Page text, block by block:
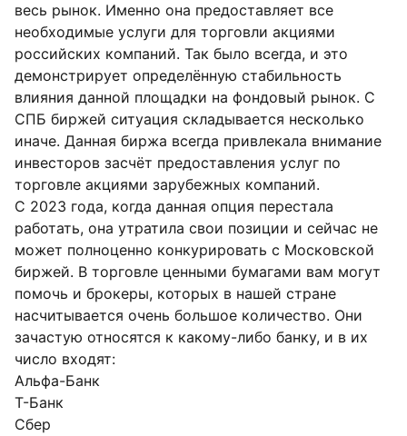
весь рынок. Именно она предоставляет все
необходимые услуги для торговли акциями
российских компаний. Так было всегда, и это
демонстрирует определённую стабильность
влияния данной площадки на фондовый рынок. С
СПБ биржей ситуация складывается несколько
иначе. Данная биржа всегда привлекала внимание
инвесторов засчёт предоставления услуг по
торговле акциями зарубежных компаний.
С 2023 года, когда данная опция перестала
работать, она утратила свои позиции и сейчас не
может полноценно конкурировать с Московской
биржей. В торговле ценными бумагами вам могут
помочь и брокеры, которых в нашей стране
насчитывается очень большое количество. Они
зачастую относятся к какому-либо банку, и в их
число входят:
Альфа-Банк
Т-Банк
Сбер